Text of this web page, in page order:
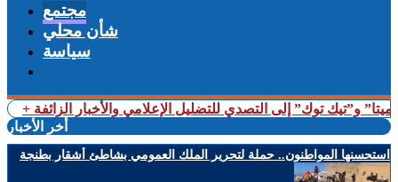
مجتمع
شأن محلي
سياسة
و”تيك توك” إلى التصدي للتضليل الإعلامي والأخبار الزائفة
أخر الأخبار
استحسنها المواطنون.. حملة لتحرير الملك العمومي بشاطئ أشقار بطنجة